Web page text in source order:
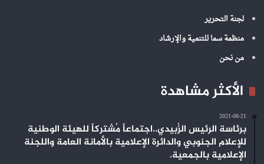
لجنة التحرير
منظمة سما للتنمية والإرشاد
من نحن
الأكثر مشاهدة
2021-08-21
برئاسة الرئيس الزُبيدي..اجتماعاً مُشتركاً للهيئة الوطنية
للإعلام الجنوبي والدائرة الإعلامية بالأمانة العامة واللجنة
الإعلامية بالجمعية.